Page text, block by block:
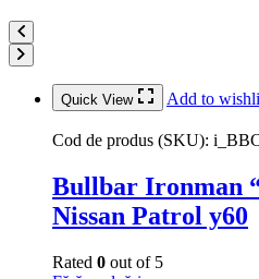
Quick View Add to
Cod de produs (SKU):
Bullbar Ironman
Nissan Patrol y60
Rated 0 out of 5